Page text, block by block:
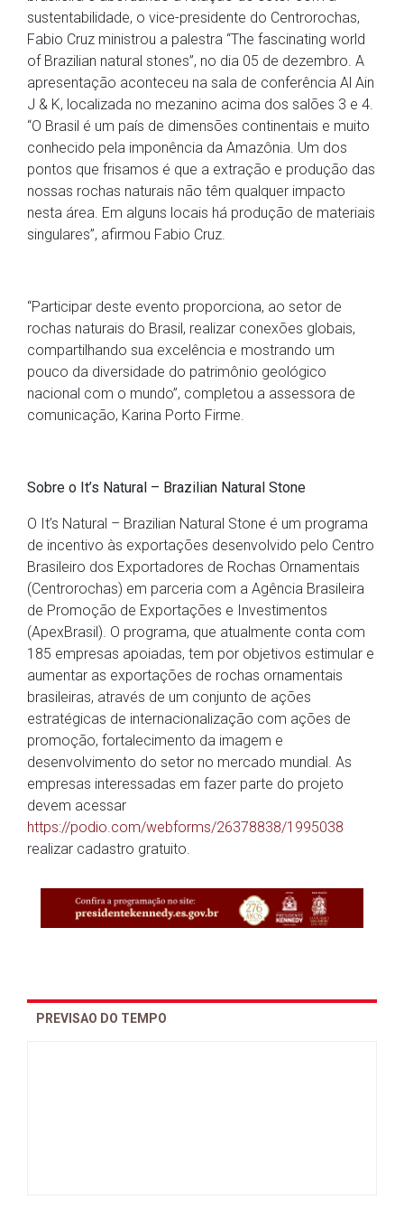
sustentabilidade, o vice-presidente do Centrorochas,
Fabio Cruz ministrou a palestra “The fascinating world
of Brazilian natural stones”, no dia 05 de dezembro. A
apresentação aconteceu na sala de conferência Al Ain
J & K, localizada no mezanino acima dos salões 3 e 4.
“O Brasil é um país de dimensões continentais e muito
conhecido pela imponência da Amazônia. Um dos
pontos que frisamos é que a extração e produção das
nossas rochas naturais não têm qualquer impacto
nesta área. Em alguns locais há produção de materiais
singulares”, afirmou Fabio Cruz.
“Participar deste evento proporciona, ao setor de
rochas naturais do Brasil, realizar conexões globais,
compartilhando sua excelência e mostrando um
pouco da diversidade do patrimônio geológico
nacional com o mundo”, completou a assessora de
comunicação, Karina Porto Firme.
Sobre o It’s Natural – Brazilian Natural Stone
O It’s Natural – Brazilian Natural Stone é um programa
de incentivo às exportações desenvolvido pelo Centro
Brasileiro dos Exportadores de Rochas Ornamentais
(Centrorochas) em parceria com a Agência Brasileira
de Promoção de Exportações e Investimentos
(ApexBrasil). O programa, que atualmente conta com
185 empresas apoiadas, tem por objetivos estimular e
aumentar as exportações de rochas ornamentais
brasileiras, através de um conjunto de ações
estratégicas de internacionalização com ações de
promoção, fortalecimento da imagem e
desenvolvimento do setor no mercado mundial. As
empresas interessadas em fazer parte do projeto
devem acessar
https://podio.com/webforms/26378838/1995038
realizar cadastro gratuito.
PREVISAO DO TEMPO